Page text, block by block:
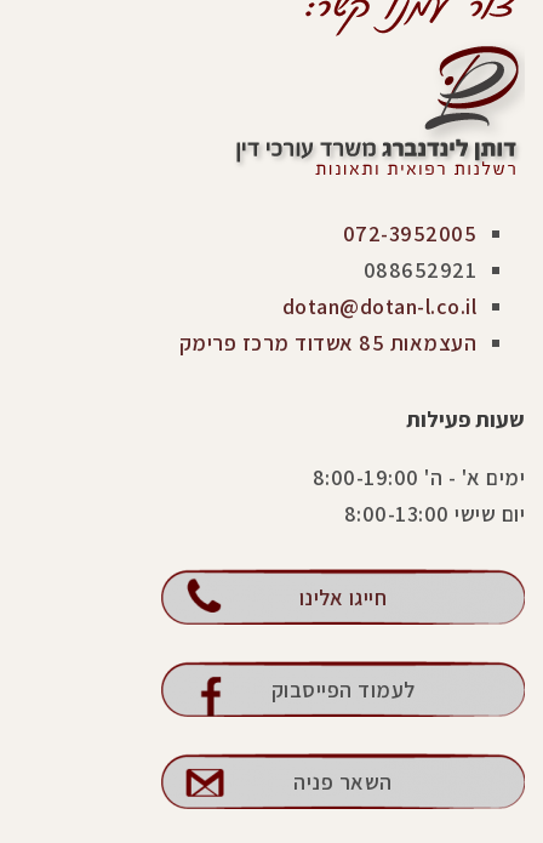
072-3952005
088652921
dotan@dotan-l.co.il
העצמאות 85 אשדוד מרכז פרימק
שעות פעילות
ימים א' - ה' 8:00-19:00
יום שישי 8:00-13:00
חייגו אלינו
לעמוד הפייסבוק
השאר פניה